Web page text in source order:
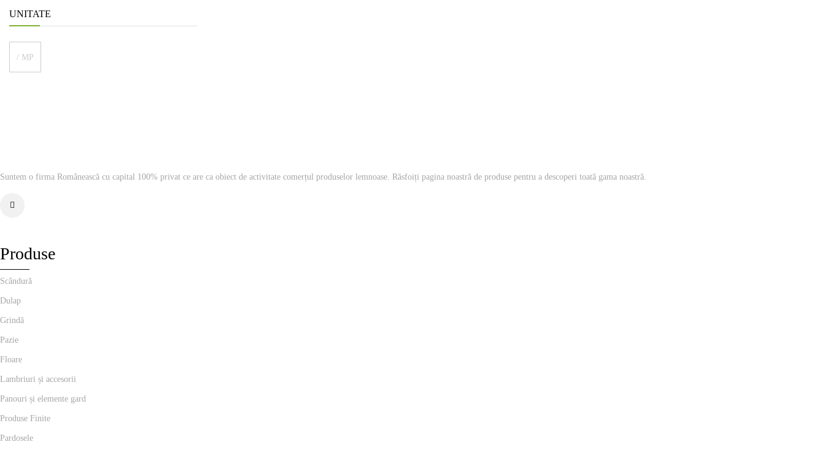
UNITATE
/ MP
Suntem o firma Românească cu capital 100% privat ce are ca obiect de activitate comerțul produselor lemnoase. Răsfoiți pagina noastră de produse pentru a descoperi toată gama noastră.
Produse
Scândură
Dulap
Grindă
Pazie
Floare
Lambriuri și accesorii
Panouri și elemente gard
Produse Finite
Pardosele